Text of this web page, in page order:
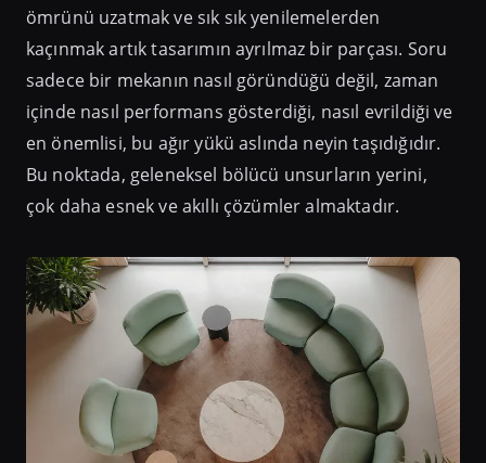
ömrünü uzatmak ve sık sık yenilemelerden
kaçınmak artık tasarımın ayrılmaz bir parçası. Soru
sadece bir mekanın nasıl göründüğü değil, zaman
içinde nasıl performans gösterdiği, nasıl evrildiği ve
en önemlisi, bu ağır yükü aslında neyin taşıdığıdır.
Bu noktada, geleneksel bölücü unsurların yerini,
çok daha esnek ve akıllı çözümler almaktadır.